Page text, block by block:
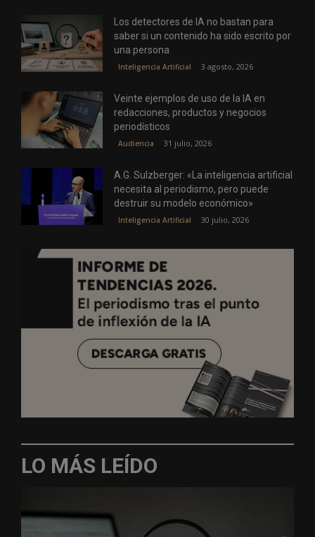
Los detectores de IA no bastan para
saber si un contenido ha sido escrito por
una persona
Inteligencia Artificial 3 agosto, 2026
Veinte ejemplos de uso de la IA en
redacciones, productos y negocios
periodísticos
Audiencia 31 julio, 2026
A.G. Sulzberger: «La inteligencia artificial
necesita al periodismo, pero puede
destruir su modelo económico»
Inteligencia Artificial 30 julio, 2026
LO MÁS LEÍDO